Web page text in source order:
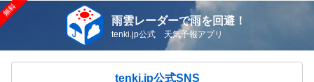
雨雲レーダーで雨を回避！
tenki.jp公式 天気予報アプリ
tenki.jp公式SNS